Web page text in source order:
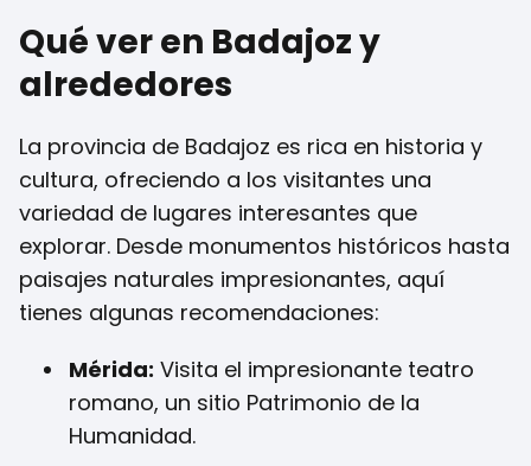
Qué ver en Badajoz y
alrededores
La provincia de Badajoz es rica en historia y
cultura, ofreciendo a los visitantes una
variedad de lugares interesantes que
explorar. Desde monumentos históricos hasta
paisajes naturales impresionantes, aquí
tienes algunas recomendaciones:
Mérida: Visita el impresionante teatro
romano, un sitio Patrimonio de la
Humanidad.